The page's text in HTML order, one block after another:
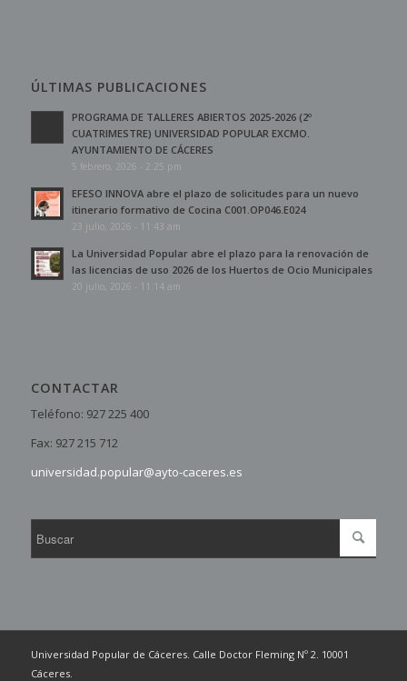
ÚLTIMAS PUBLICACIONES
PROGRAMA DE TALLERES ABIERTOS 2025-2026 (2º
CUATRIMESTRE) UNIVERSIDAD POPULAR EXCMO.
AYUNTAMIENTO DE CÁCERES
5 febrero, 2026 - 2:25 pm
EFESO INNOVA abre el plazo de solicitudes para un nuevo
itinerario formativo de Cocina C001.OP046.E024
23 julio, 2026 - 11:43 am
La Universidad Popular abre el plazo para la renovación de
las licencias de uso 2026 de los Huertos de Ocio Municipales
20 julio, 2026 - 11:14 am
CONTACTAR
Teléfono: 927 225 400
Fax: 927 215 712
universidad.popular@ayto-caceres.es
Universidad Popular de Cáceres. Calle Doctor Fleming Nº 2. 10001
Cáceres.